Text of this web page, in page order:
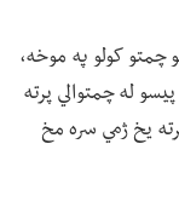
چمتو کولو په موخه،
له چمتوالي پرته
یخ ژمي سره مخ